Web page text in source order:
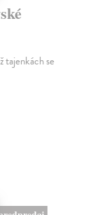
tajenkách se